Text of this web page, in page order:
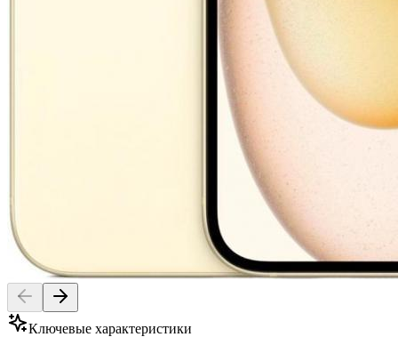
Ключевые характеристики